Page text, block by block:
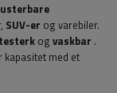
SUV-er og varebiler.
og vaskbar .
med et